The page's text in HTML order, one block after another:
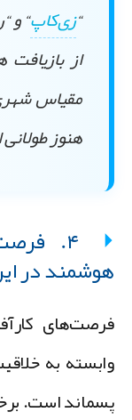
زی‌کاپ“و
از بازیافت
مقیاس شهری
هنوز طولانی
۴.
در
به
است. برخی